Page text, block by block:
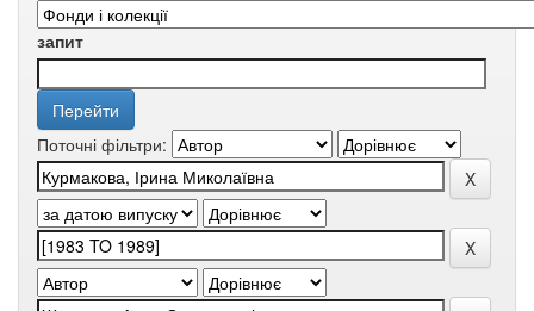
запит
Поточні фільтри: